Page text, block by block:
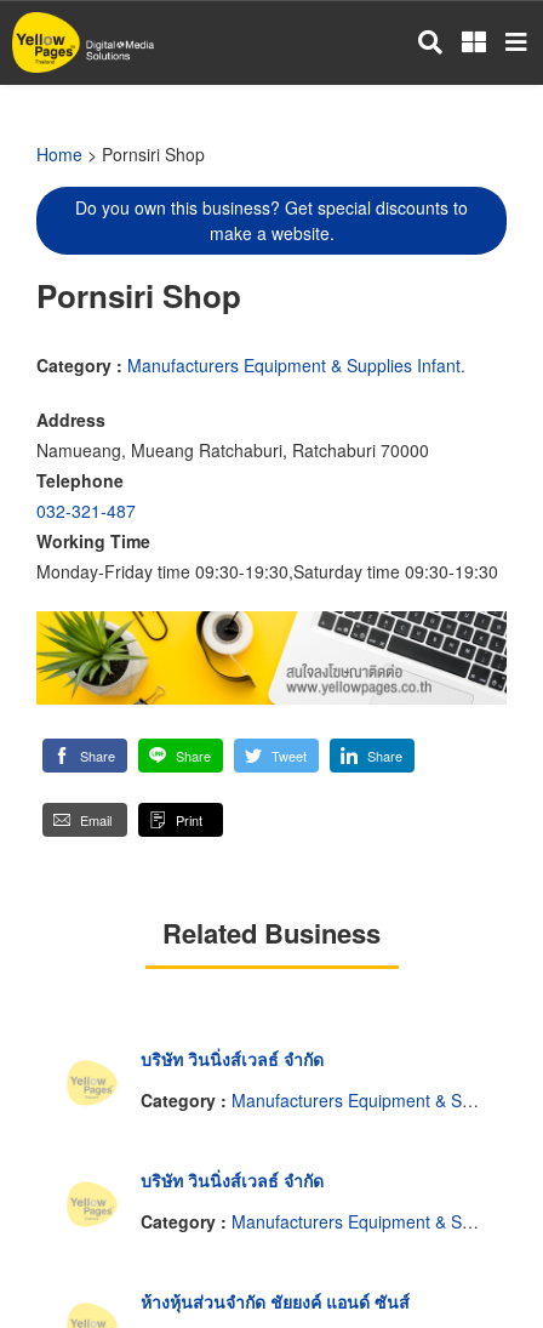
Skip
to
main
Home > Pornsiri Shop
Do you own this business? Get special discounts to
make a website.
Pornsiri Shop
Category : Manufacturers Equipment & Supplies Infant.
Address
Namueang, Mueang Ratchaburi, Ratchaburi 70000
Telephone
032-321-487
Working Time
Monday-Friday time 09:30-19:30,Saturday time 09:30-19:30
Share Share Tweet Share
Email Print
Related Business
บริษัท วินนิ่งส์เวลธ์ จำกัด
Category : Manufacturers Equipment & Supplies Infant.
บริษัท วินนิ่งส์เวลธ์ จำกัด
Category : Manufacturers Equipment & Supplies Infant.
ห้างหุ้นส่วนจำกัด ชัยยงค์ แอนด์ ซันส์